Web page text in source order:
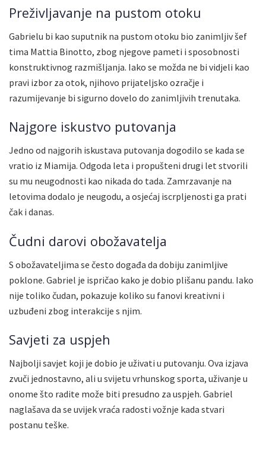
Preživljavanje na pustom otoku
Gabrielu bi kao suputnik na pustom otoku bio zanimljiv šef
tima Mattia Binotto, zbog njegove pameti i sposobnosti
konstruktivnog razmišljanja. Iako se možda ne bi vidjeli kao
pravi izbor za otok, njihovo prijateljsko ozračje i
razumijevanje bi sigurno dovelo do zanimljivih trenutaka.
Najgore iskustvo putovanja
Jedno od najgorih iskustava putovanja dogodilo se kada se
vratio iz Miamija. Odgoda leta i propušteni drugi let stvorili
su mu neugodnosti kao nikada do tada. Zamrzavanje na
letovima dodalo je neugodu, a osjećaj iscrpljenosti ga prati
čak i danas.
Čudni darovi obožavatelja
S obožavateljima se često događa da dobiju zanimljive
poklone. Gabriel je ispričao kako je dobio plišanu pandu. Iako
nije toliko čudan, pokazuje koliko su fanovi kreativni i
uzbuđeni zbog interakcije s njim.
Savjeti za uspjeh
Najbolji savjet koji je dobio je uživati u putovanju. Ova izjava
zvuči jednostavno, ali u svijetu vrhunskog sporta, uživanje u
onome što radite može biti presudno za uspjeh. Gabriel
naglašava da se uvijek vraća radosti vožnje kada stvari
postanu teške.